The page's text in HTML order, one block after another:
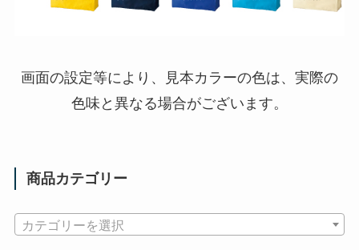
画面の設定等により、見本カラーの色は、実際の
色味と異なる場合がございます。
商品カテゴリー
カテゴリーを選択